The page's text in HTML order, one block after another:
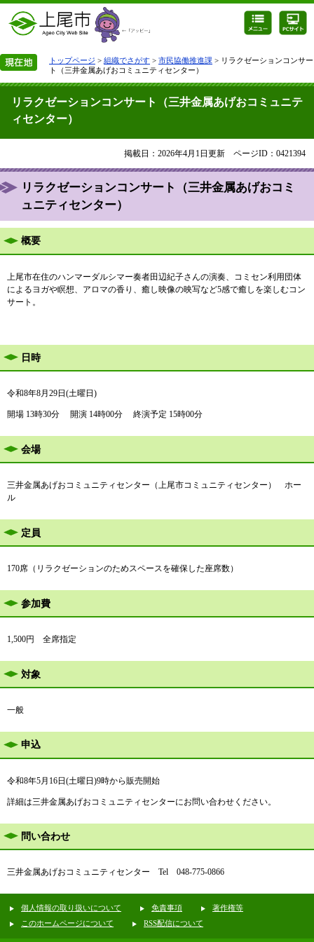
トップページ > 組織でさがす > 市民協働推進課 > リラクゼーションコンサー
ト（三井金属あげおコミュニティセンター）
リラクゼーションコンサート（三井金属あげおコミュニテ
ィセンター）
掲載日：2026年4月1日更新 ページID：0421394
リラクゼーションコンサート（三井金属あげおコミ
ュニティセンター）
概要
上尾市在住のハンマーダルシマー奏者田辺紀子さんの演奏、コミセン利用団体
によるヨガや瞑想、アロマの香り、癒し映像の映写など5感で癒しを楽しむコン
サート。
日時
令和8年8月29日(土曜日)
開場 13時30分 開演 14時00分 終演予定 15時00分
会場
三井金属あげおコミュニティセンター（上尾市コミュニティセンター） ホー
ル
定員
​170席（リラクゼーションのためスペースを確保した座席数）
参加費
1,500円 全席指定
対象
一般
申込
令和8年5月16日(土曜日)9時から販売開始
詳細は三井金属あげおコミュニティセンターにお問い合わせください。
問い合わせ
三井金属あげおコミュニティセンター Tel 048-775-0866
個人情報の取り扱いについて 免責事項
著作権等
このホームページについて
RSS配信について